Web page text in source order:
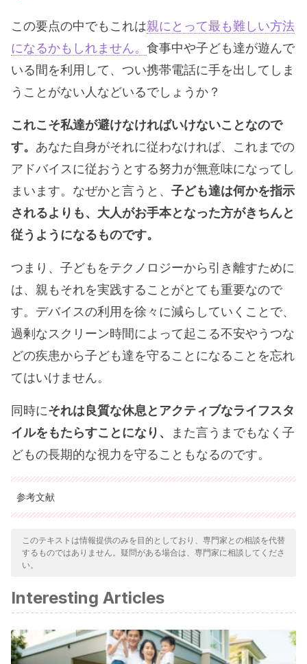
この要点の中でもこれは親にとって最も難しい方法
になるかもしれません。 食事中や子ども達が遊んで
いる間を利用して、つい携帯電話に手を出してしま
うことがない人などいるでしょうか？
これこそ私達が避けなければいけないことなので
す。 あなた自身がそれに従わなければ、これまでの
アドバイスに従おうとする努力が無意味になってし
まいます。なぜかと言うと、 子ども達は何かを指示
されるよりも、大人がお手本となった方がきちんと
従うようになるものです。
つまり、子どもをテクノロジーから引き離すために
は、親もそれを実践することがとても重要なので
す。デバイスの利用を徐々に減らしていくことで、
過剰なスクリーン時間によって起こる不安やうつな
どの疾患から子ども達を守ることになることを忘れ
てはいけません。
同時にそれは良質な休息とアクティブなライフスタ
イルをもたらすことになり、
また言うまでもなく子
どもの長期的な視力を守ることもなるのです。
参考文献
引用された全ての情報源は、品質、信頼性、時代性、および妥当
性を確保するために、私たちのチームによって綿密に審査されま
した。この記事の参考文献は、学術的または科学的に正確で信頼
PASTOR, Y., & MONTES-VOZMEDIANO, M. A. N. U. E. L.
INFANCIA, RIESGOS EN INTERNET Y VULNERABILIDADES
DIGITALES.
Vélez, A. P., & Fraile, M. N.(2019). Hábitos de uso de
このテキストは情報提供のみを目的としており、専門家との相談を代替
するものではありません。疑問がある場合は、専門家に相談してくださ
い。
Interesting Articles